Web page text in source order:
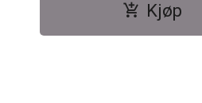
Kjøp